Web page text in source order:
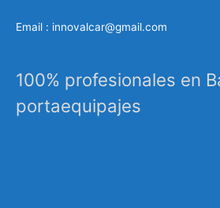
Email : innovalcar@gmail.com
100% profesionales en
portaequipajes